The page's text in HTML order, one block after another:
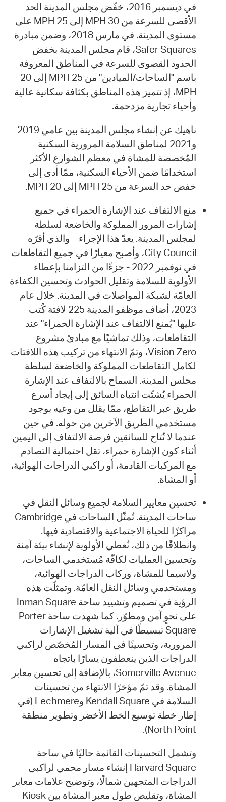
في ديسمبر 2016، خفّض مجلس المدينة الحد
الأقصى للسرعة من 30 MPH إلى 25 MPH على
مستوى المدينة. في مارس 2018، وضمن مبادرة
Safer Squares، قام مجلس المدينة بخفض
الحدود القصوى للسرعة في المناطق المعروفة
باسم "الساحات/الميادين" من 25 MPH إلى 20
MPH، إذ تتميز هذه المناطق بكثافة سكانية عالية
وأحياء تجارية مزدحمة.
ناهيك عن إنشاء مجلس المدينة بين عامي 2019
و2021 لمناطق السلامة المرورية السكنية
المُخصصة للمشاة في معظم الشوارع الأكثر
استخدامًا ضمن الأحياء السكنية، ممّا أدى إلى
خفض حد السرعة من 25 MPH إلى 20 MPH.
منع الالتفاف عند الإشارة الحمراء في جميع
إشارات المرور المملوكة والخاضعة لسلطة
لمجلس المدينة. يعدّ هذا الإجراء – والذي أقرّه
City Council، وأصبح معيارًا في جميع التقاطعات
في نوفمبر 2022 - جزءًا من التزامنا بإعطاء
الأولوية للسلامة وتقليل الحوادث وتحسين الكفاءة
العامّة لشبكة المواصلات في المدينة. خلال عام
2023، أضاف موظفو المدينة 225 لافتة كُتب
عليها "يُمنع الالتفاف عند الإشارة الحمراء" عند
التقاطعات، وذلك تماشيًا مع مبادئ مشروع
Vision Zero، وتمّ الانتهاء من تركيب هذه اللافتات
لكامل التقاطعات المملوكة والخاضعة لسلطة
مجلس المدينة. السماح بالالتفاف عند الإشارة
الحمراء يُشتّت انتباه السائق إلى إيجاد أسرع
طريق عبر التقاطع، ممّا يقلل من وعيه بوجود
مستخدمي الطريق الآخرين من حوله. في حين
عندما لا تُتاح للسائقين فرصة الالتفاف إلى اليمين
أثناء كون الإشارة حمراء، تقل احتمالية التصادم
مع المركبات القادمة، أو راكبي الدراجات الهوائية،
أو المشاة.
تحسين معايير السلامة لجميع وسائل النقل في
ساحات المدينة. تُمثّل الساحات في Cambridge
مراكزًا للحياة الاجتماعية والاقتصادية فيها.
وانطلاقًا من ذلك، نُعطي الأولوية لإنشاء بيئة آمنة
وتحسين العمليات لكافّة مُستخدمي الساحات،
ولاسيما للمشاة، وركاب الدراجات الهوائية،
ومستخدمي وسائل النقل العامّة. وتمثلّت هذه
الرؤية في تصميم وتشييد ساحة Inman Square
على نحوٍ آمن ومطوّر. كما شهدت ساحة Porter
Square تبسيطًا في آلية تشغيل الإشارات
المرورية، وتحسينًا في المسار المُخصّص لراكبي
الدراجات الذين ينعطفون يسارًا باتجاه
Somerville Avenue، بالإضافة إلى تحسين معابر
المشاة. وقد تمّ مؤخرًا الانتهاء من تحسينات
السلامة في Kendall Square وLechmere (في
إطار خطة توسيع الخط الأخضر وتطوير منطقة
North Point).
وتشمل التحسينات القائمة حاليًا في ساحة
Harvard Square إنشاء مسار محمي لراكبي
الدراجات المتجهين شمالًا، وتوضيح علامات معابر
المشاة، وتقليص طول معبر المشاة بين Kiosk